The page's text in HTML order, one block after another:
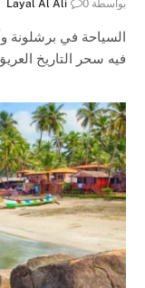
بواسطة Layal Al Ali 0
السياحة في برشلونة
فيه سحر التاريخ